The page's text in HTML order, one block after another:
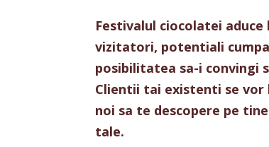
Festivalul ciocolatei aduce
vizitatori, potentiali
posibilitatea sa-i convingi
Clientii tai existenti se vor
noi sa te descopere pe tine
tale.